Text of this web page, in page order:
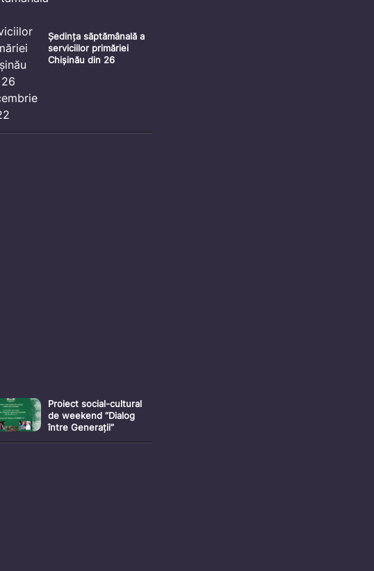
Ședința săptămânală a
serviciilor primăriei
Chișinău din 26
Proiect social-cultural
de weekend “Dialog
între Generații”